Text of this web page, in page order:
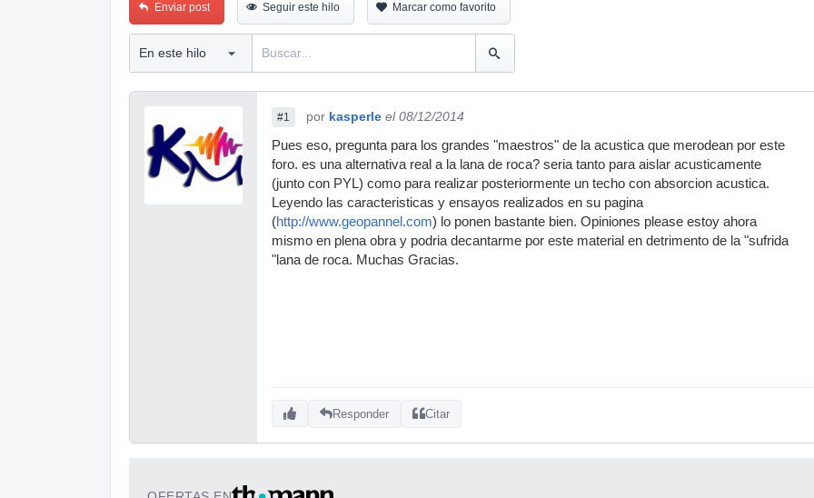
Enviar post Seguir este hilo Marcar como favorito
#1 por kasperle el 08/12/2014
Pues eso, pregunta para los grandes "maestros" de la acustica que merodean por este
foro. es una alternativa real a la lana de roca? seria tanto para aislar acusticamente
(junto con PYL) como para realizar posteriormente un techo con absorcion acustica.
Leyendo las caracteristicas y ensayos realizados en su pagina
(http://www.geopannel.com) lo ponen bastante bien. Opiniones please estoy ahora
mismo en plena obra y podria decantarme por este material en detrimento de la "sufrida
"lana de roca. Muchas Gracias.
Responder Citar